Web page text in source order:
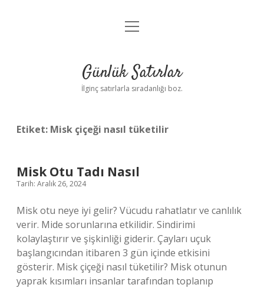
Anasayfa
Yasal Uyarı
menüyü
Günlük Satırlar
İlginç satırlarla sıradanlığı boz.
Etiket: Misk çiçeği nasıl tüketilir
Misk Otu Tadı Nasıl
Tarih: Aralık 26, 2024
Misk otu neye iyi gelir? Vücudu rahatlatır ve canlılık
verir. Mide sorunlarına etkilidir. Sindirimi
kolaylaştırır ve şişkinliği giderir. Çayları uçuk
başlangıcından itibaren 3 gün içinde etkisini
gösterir. Misk çiçeği nasıl tüketilir? Misk otunun
yaprak kısımları insanlar tarafından toplanıp